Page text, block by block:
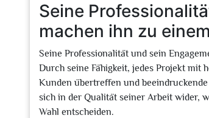
Seine
machen ihn zu
Seine Professionalität und sein
Durch seine Fähigkeit, jedes Projekt mit
Kunden übertreffen und
sich in der Qualität seiner Arbeit wider,
Wahl entscheiden.